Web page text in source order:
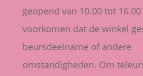
geopend van 10.00 tot
voorkomen dat de winkel
beursdeelname of andere
omstandigheden. Om